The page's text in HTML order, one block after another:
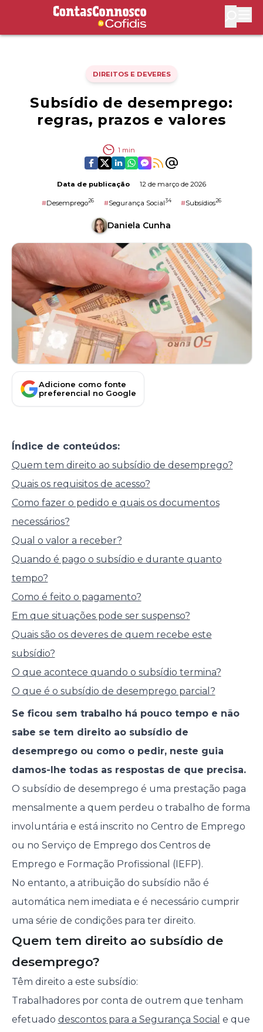
Contas Connosco by Cofidis
DIREITOS E DEVERES
Subsídio de desemprego:
regras, prazos e valores
1 min
Data de publicação 12 de março de 2026
#Desemprego26 #Segurança Social34 #Subsídios26
Daniela Cunha
Adicione como fonte
preferencial no Google
Índice de conteúdos:
Quem tem direito ao subsídio de desemprego?
Quais os requisitos de acesso?
Como fazer o pedido e quais os documentos
necessários?
Qual o valor a receber?
Quando é pago o subsídio e durante quanto
tempo?
Como é feito o pagamento?
Em que situações pode ser suspenso?
Quais são os deveres de quem recebe este
subsídio?
O que acontece quando o subsídio termina?
O que é o subsídio de desemprego parcial?
Se ficou sem trabalho há pouco tempo e não
sabe se tem direito ao subsídio de
desemprego ou como o pedir, neste guia
damos-lhe todas as respostas de que precisa.
O subsídio de desemprego é uma prestação paga
mensalmente a quem perdeu o trabalho de forma
involuntária e está inscrito no Centro de Emprego
ou no Serviço de Emprego dos Centros de
Emprego e Formação Profissional (IEFP).
No entanto, a atribuição do subsídio não é
automática nem imediata e é necessário cumprir
uma série de condições para ter direito.
Quem tem direito ao subsídio de
desemprego?
Têm direito a este subsídio:
Trabalhadores por conta de outrem que tenham
efetuado descontos para a Segurança Social e que